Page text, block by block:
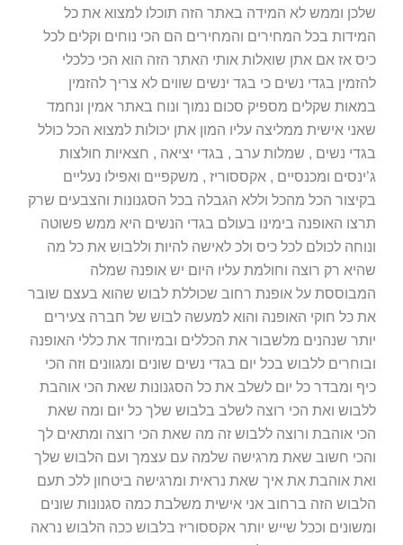
שלכן וממש לא המידה באתר הזה תוכלו למצוא את כל
המידות בכל המחירים והמחירים הם הכי נוחים וקלים לכל
כיס אז אם אתן שואלות אותי האתר הזה הוא הכי כלכלי
להזמין בגדי נשים כי בגד ינשים שווים לא צריך להזמין
במאות שקלים מספיק סכום נמוך ונוח באתר אמין ונחמד
שאני אישית ממליצה עליו המון אתן יכולות למצוא הכל כולל
בגדי נשים , שמלות ערב , בגדי יציאה , חצאיות חולצות
ג’ינסים ומכנסיים , אקססוריז , משקפיים ואפילו נעליים
בקיצור הכל מהכל וללא הגבלה בכל הסגנונות והצבעים שרק
תרצו האופנה בימינו בעולם בגדי הנשים היא ממש פשוטה
ונוחה לכולם לכל כיס ולכ לאישה להיות וללבוש את כל מה
שהיא רק רוצה וחולמת עליו היום יש אופנה שמלה
המבוססת על אופנת רחוב שכוללת לבוש שהוא בעצם שובר
את כל חוקי האופנה והוא למעשה לבוש של חברה צעירים
יותר שנהנים מלשבור את הכללים ובמיוחד את כללי האופנה
ובוחרים ללבוש בכל יום בגדי נשים שונים ומגוונים וזה הכי
כיף ומבדר כל יום לשלב את כל הסגנונות שאת הכי אוהבת
ללבוש ואת הכי רוצה לשלב בלבוש שלך כל יום ומה שאת
הכי אוהבת ורוצה ללבוש זה מה שאת הכי רוצה ומתאים לך
והכי חשוב שאת מרגישה שלמה עם עצמך ועם הלבוש שלך
ואת אוהבת את איך שאת נראית ומרגישה ביטחון ללכ תעם
הלבוש הזה ברחוב אני אישית משלבת כמה סגנונות שונים
ומשונים וככל שייש יותר אקססוריז בלבוש ככה הלבוש נראה